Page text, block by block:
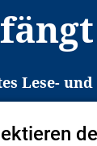
Lese-
den
in